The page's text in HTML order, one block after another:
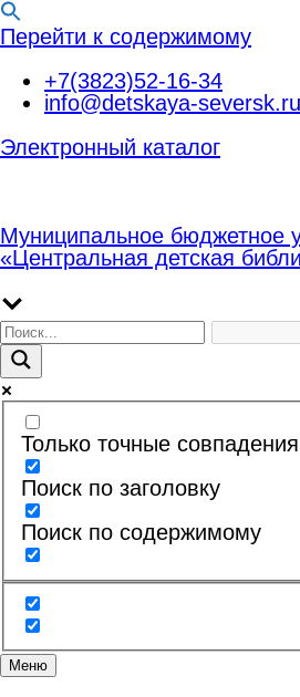
Перейти к содержимому
+7(3823)52-16-34
info@detskaya-seversk.ru
Электронный каталог
Муниципальное бюджетное
«Центральная детская
Только точные совпадения
Поиск по заголовку
Поиск по содержимому
Меню